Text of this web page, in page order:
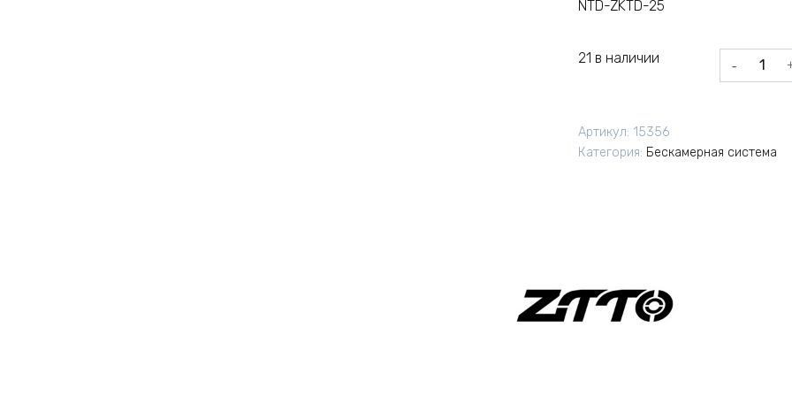
NTD-ZKTD-25
21 в наличии
Количество
товара
Артикул: 15356
Категория: Бескамерная система